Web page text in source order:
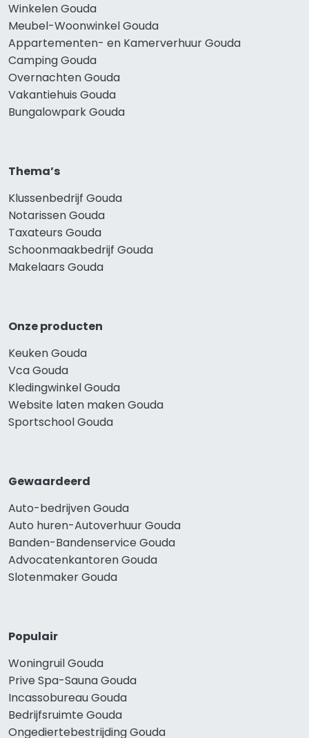
Winkelen Gouda
Meubel-Woonwinkel Gouda
Appartementen- en Kamerverhuur Gouda
Camping Gouda
Overnachten Gouda
Vakantiehuis Gouda
Bungalowpark Gouda
Thema’s
Klussenbedrijf Gouda
Notarissen Gouda
Taxateurs Gouda
Schoonmaakbedrijf Gouda
Makelaars Gouda
Onze producten
Keuken Gouda
Vca Gouda
Kledingwinkel Gouda
Website laten maken Gouda
Sportschool Gouda
Gewaardeerd
Auto-bedrijven Gouda
Auto huren-Autoverhuur Gouda
Banden-Bandenservice Gouda
Advocatenkantoren Gouda
Slotenmaker Gouda
Populair
Woningruil Gouda
Prive Spa-Sauna Gouda
Incassobureau Gouda
Bedrijfsruimte Gouda
Ongediertebestrijding Gouda